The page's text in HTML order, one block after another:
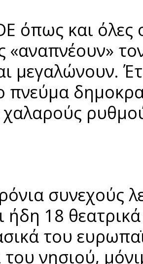
όπως και όλες
«αναπνέουν»
μεγαλώνουν.
πνεύμα
χαλαρούς
συνεχούς
ήδη 18
του
του νησιού,